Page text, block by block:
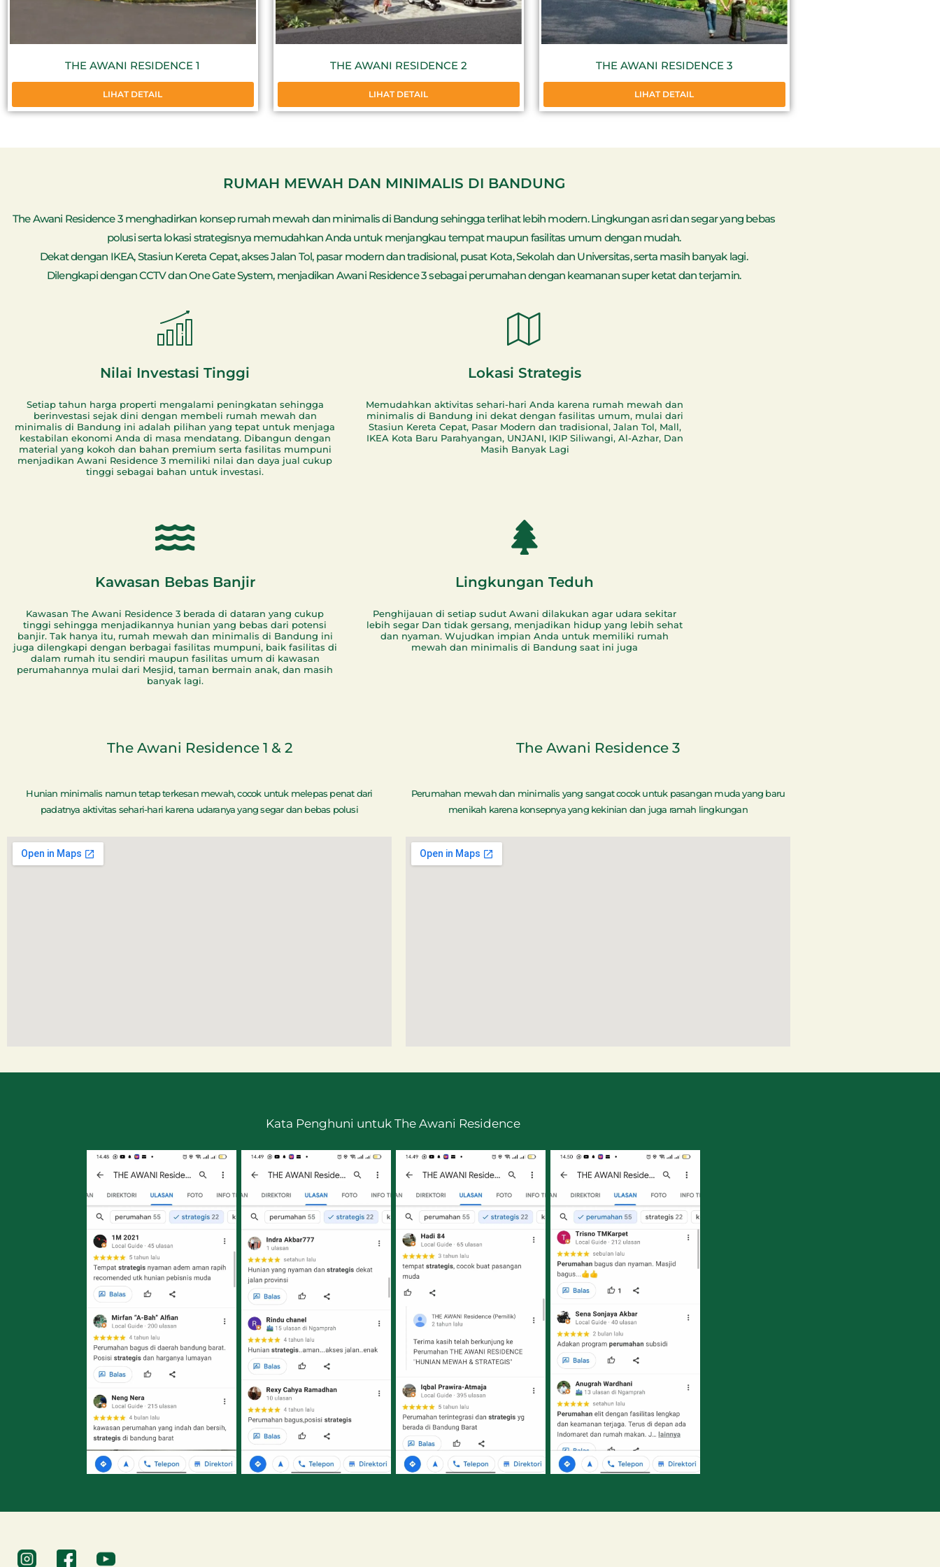
THE AWANI RESIDENCE 1
LIHAT DETAIL
THE AWANI RESIDENCE 2
LIHAT DETAIL
THE AWANI RESIDENCE 3
LIHAT DETAIL
RUMAH MEWAH DAN MINIMALIS DI BANDUNG
The Awani Residence 3 menghadirkan konsep rumah mewah dan minimalis di Bandung sehingga terlihat lebih modern. Lingkungan asri dan segar yang bebas
polusi serta lokasi strategisnya memudahkan Anda untuk menjangkau tempat maupun fasilitas umum dengan mudah.
Dekat dengan IKEA, Stasiun Kereta Cepat, akses Jalan Tol, pasar modern dan tradisional, pusat Kota, Sekolah dan Universitas, serta masih banyak lagi.
Dilengkapi dengan CCTV dan One Gate System, menjadikan Awani Residence 3 sebagai perumahan dengan keamanan super ketat dan terjamin.
Nilai Investasi Tinggi
Setiap tahun harga properti mengalami peningkatan sehingga
berinvestasi sejak dini dengan membeli rumah mewah dan
minimalis di Bandung ini adalah pilihan yang tepat untuk menjaga
kestabilan ekonomi Anda di masa mendatang. Dibangun dengan
material yang kokoh dan bahan premium serta fasilitas mumpuni
menjadikan Awani Residence 3 memiliki nilai dan daya jual cukup
tinggi sebagai bahan untuk investasi.
Lokasi Strategis
Memudahkan aktivitas sehari-hari Anda karena rumah mewah dan
minimalis di Bandung ini dekat dengan fasilitas umum, mulai dari
Stasiun Kereta Cepat, Pasar Modern dan tradisional, Jalan Tol, Mall,
IKEA Kota Baru Parahyangan, UNJANI, IKIP Siliwangi, Al-Azhar, Dan
Masih Banyak Lagi
Kawasan Bebas Banjir
Kawasan The Awani Residence 3 berada di dataran yang cukup
tinggi sehingga menjadikannya hunian yang bebas dari potensi
banjir. Tak hanya itu, rumah mewah dan minimalis di Bandung ini
juga dilengkapi dengan berbagai fasilitas mumpuni, baik fasilitas di
dalam rumah itu sendiri maupun fasilitas umum di kawasan
perumahannya mulai dari Mesjid, taman bermain anak, dan masih
banyak lagi.
Lingkungan Teduh
Penghijauan di setiap sudut Awani dilakukan agar udara sekitar
lebih segar Dan tidak gersang, menjadikan hidup yang lebih sehat
dan nyaman. Wujudkan impian Anda untuk memiliki rumah
mewah dan minimalis di Bandung saat ini juga
The Awani Residence 1 & 2
Hunian minimalis namun tetap terkesan mewah, cocok untuk melepas penat dari
padatnya aktivitas sehari-hari karena udaranya yang segar dan bebas polusi
The Awani Residence 3
Perumahan mewah dan minimalis yang sangat cocok untuk pasangan muda yang baru
menikah karena konsepnya yang kekinian dan juga ramah lingkungan
Kata Penghuni untuk The Awani Residence